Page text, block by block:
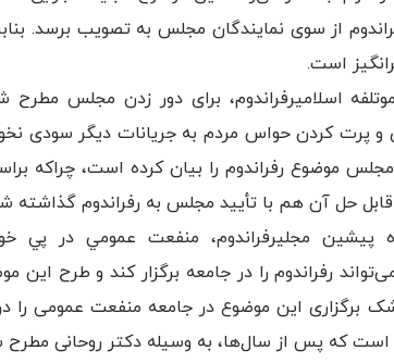
از سوی نمایندگان مجلس به تصویب برسد.
است.
اسلاميرفراندوم، برای دور زدن مجلس مطرح
و پرت کردن حواس مردم به جریانات دیگر سودی
موضوع رفراندوم را بیان کرده است، چراکه
حل آن هم با تأیید مجلس به رفراندوم گذاشته
پيشين مجليرفراندوم، منفعت عمومي در پي
رفراندوم را در جامعه برگزار کند و طرح این
برگزاری این موضوع در جامعه منفعت عمومی را
است که پس از سال‌ها، به وسیله دکتر روحانی